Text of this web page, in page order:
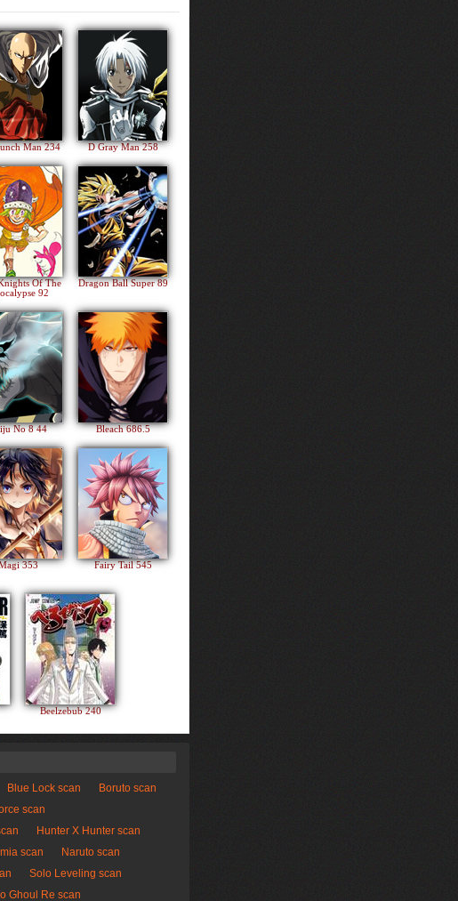
Man 234 D Gray Man 258
Of The
92
Dragon Ball Super 89
No 8 44 Bleach 686.5
353 Fairy Tail 545
Beelzebub 240
Blue Lock scan
Boruto scan
scan
Hunter X Hunter scan
scan
Naruto scan
Solo Leveling scan
Ghoul Re scan